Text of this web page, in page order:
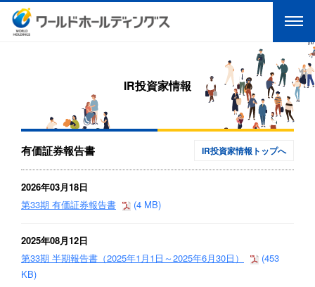
IR投資家情報
有価証券報告書 IR投資家情報トップへ
2026年03月18日
第33期 有価証券報告書
(4 MB)
2025年08月12日
第33期 半期報告書（2025年1月1日～2025年6月30日）
(453
KB)